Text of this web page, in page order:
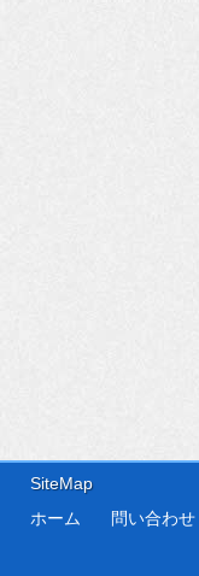
SiteMap
ホーム
問い合わせ